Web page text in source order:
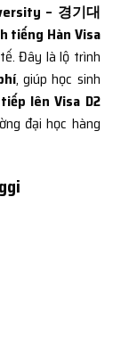
– 경기대
tiếng Hàn Visa
Đây là lộ trình
, giúp học sinh
lên Visa D2
đại học hàng